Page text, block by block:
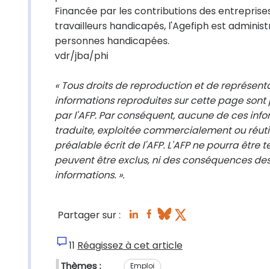
Financée par les contributions des
travailleurs handicapés, l'Agefiph est
personnes handicapées.
vdr/jba/phi
« Tous droits de reproduction et de
informations reproduites sur cette page
par l'AFP. Par conséquent, aucune de ces
traduite, exploitée commercialement ou
préalable écrit de l'AFP. L'AFP ne pourra
peuvent être exclus, ni des conséquences
informations. ».
Partager sur :
11 Réagissez à cet article
Thèmes : Emploi